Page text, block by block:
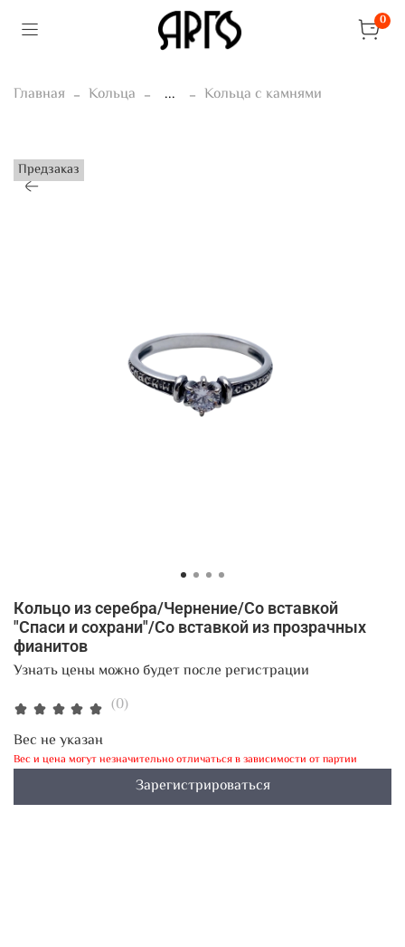
0
Главная Кольца ... Кольца с камнями
Предзаказ
(0)
Кольцо из серебра/Чернение/Со вставкой
"Спаси и сохрани"/Со вставкой из прозрачных
фианитов
Узнать цены можно будет после регистрации
Вес не указан
Вес и цена могут незначительно отличаться в зависимости от партии
Зарегистрироваться